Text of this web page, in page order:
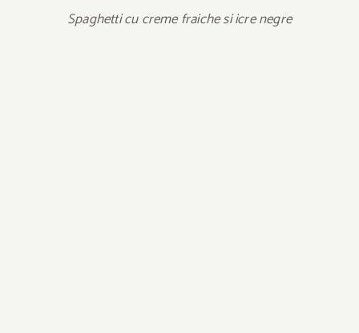
Spaghetti cu creme fraiche si icre negre